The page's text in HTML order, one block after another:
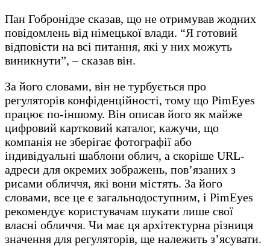
Пан Гобронідзе сказав, що не отримував жодних
повідомлень від німецької влади. “Я готовий
відповісти на всі питання, які у них можуть
виникнути”, – сказав він.
За його словами, він не турбується про
регуляторів конфіденційності, тому що PimEyes
працює по-іншому. Він описав його як майже
цифровий картковий каталог, кажучи, що
компанія не зберігає фотографії або
індивідуальні шаблони облич, а скоріше URL-
адреси для окремих зображень, пов’язаних з
рисами обличчя, які вони містять. За його
словами, все це є загальнодоступним, і PimEyes
рекомендує користувачам шукати лише свої
власні обличчя. Чи має ця архітектурна різниця
значення для регуляторів, ще належить з’ясувати.